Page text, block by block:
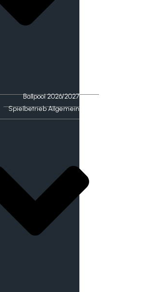
Ballpool 2026/2027
Spielbetrieb Allgemein